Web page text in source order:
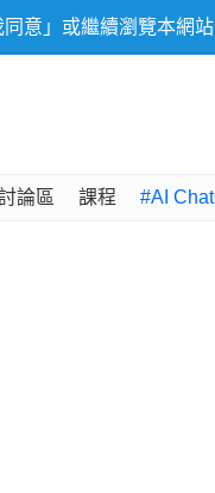
意」或繼續瀏覽本網
論區 課程 #AI